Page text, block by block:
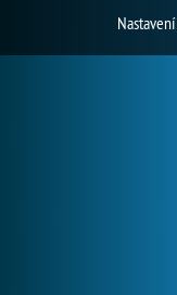
Nastavení